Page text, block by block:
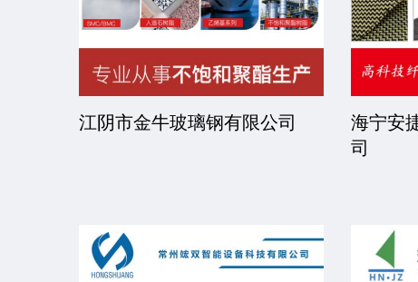
江阴市金牛玻璃钢有限公司
海宁安
司